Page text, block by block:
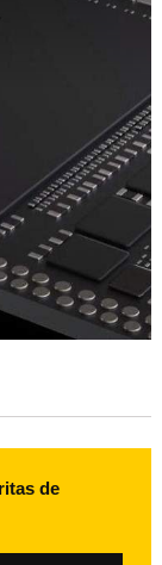
de